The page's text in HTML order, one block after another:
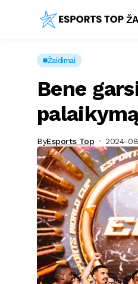
Žaidimai
Bene
ByEsports Top 2024-